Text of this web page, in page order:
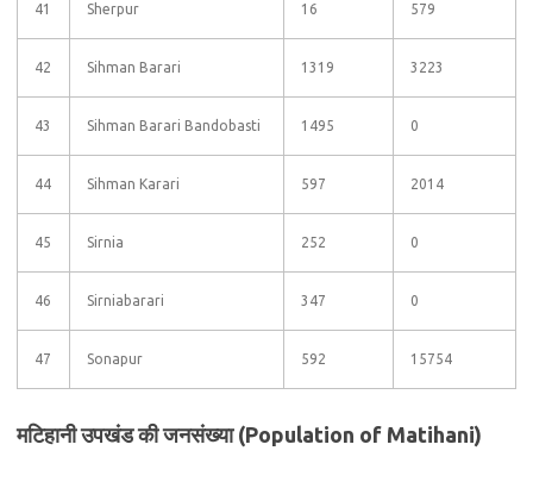
41 Sherpur 16 579
42 Sihman Barari 1319 3223
43 Sihman Barari Bandobasti 1495 0
44 Sihman Karari 597 2014
45 Sirnia 252 0
46 Sirniabarari 347 0
47 Sonapur 592 15754
मटिहानी उपखंड की जनसंख्या (Population of Matihani)